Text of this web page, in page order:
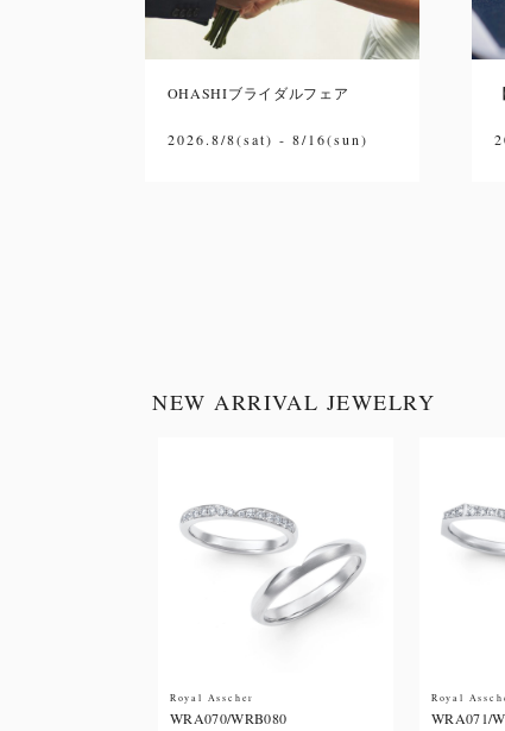
OHASHIブライダルフェア
2026.8/8(sat) - 8/16(sun)
NEW ARRIVAL JEWELRY
Royal Asscher
WRA070/WRB080
Royal
WRA071/